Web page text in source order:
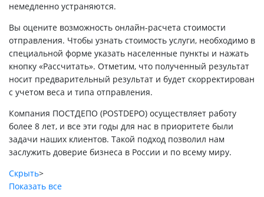
немедленно устраняются.
Вы оцените возможность онлайн-расчета стоимости
отправления. Чтобы узнать стоимость услуги, необходимо в
специальной форме указать населенные пункты и нажать
кнопку «Рассчитать». Отметим, что полученный результат
носит предварительный результат и будет скорректирован
с учетом веса и типа отправления.
Компания ПОСТДЕПО (POSTDEPO) осуществляет работу
более 8 лет, и все эти годы для нас в приоритете были
задачи наших клиентов. Такой подход позволил нам
заслужить доверие бизнеса в России и по всему миру.
Скрыть>
Показать все